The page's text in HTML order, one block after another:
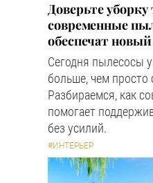
Доверьте
современные
обеспечат
Сегодня пылесосы
больше, чем просто
Разбираемся, как
помогает
без усилий.
#ИНТЕРЬЕР